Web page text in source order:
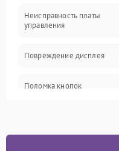
Электронные
Неисправность платы
управления
Повреждение дисплея
Поломка кнопок
питания